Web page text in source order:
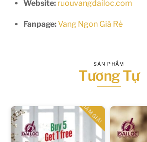
Website: ruouvangdailoc.com
Fanpage:Vang Ngon Giá Rẻ
SẢN PHẨM
Tương Tự
GIẢM GIÁ!